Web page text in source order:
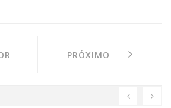
PRÓXIMO